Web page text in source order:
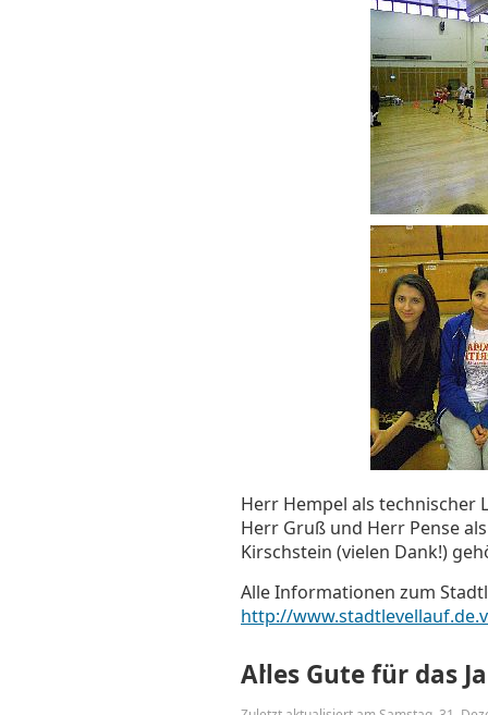
Herr Hempel als technischer
Herr Gruß und Herr Pense
Kirschstein (vielen Dank!)
Alle Informationen zum
http://
Alles Gute für das